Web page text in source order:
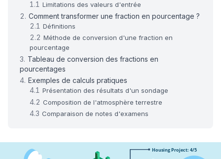
Limitations des valeurs d'entrée
Comment transformer une fraction en pourcentage ?
Définitions
Méthode de conversion d'une fraction en
pourcentage
Tableau de conversion des fractions en
pourcentages
Exemples de calculs pratiques
Présentation des résultats d'un sondage
Composition de l'atmosphère terrestre
Comparaison de notes d'examens